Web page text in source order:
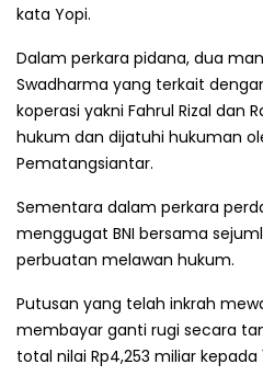
kata Yopi.
Dalam perkara pidana, dua
Swadharma yang terkait
koperasi yakni Fahrul Rizal dan
hukum dan dijatuhi hukuman
Pematangsiantar.
Sementara dalam perkara
menggugat BNI bersama
perbuatan melawan hukum.
Putusan yang telah inkrah
membayar ganti rugi secara
total nilai Rp4,253 miliar kepada